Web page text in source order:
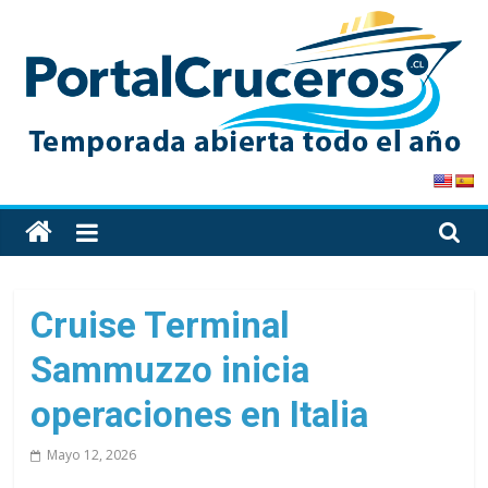
content
PortalCruceros
Toda
la
de
cruceros
en
solo
Cruise Terminal
Sammuzzo inicia
operaciones en Italia
Mayo 12, 2026